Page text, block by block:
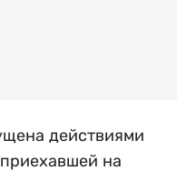
действиями
на